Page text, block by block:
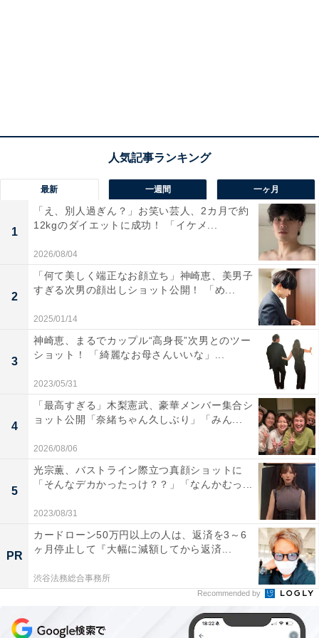
最新 一週間 一ヶ月
1
「え、別人過ぎん？」お笑い芸人、2カ月で約
12kgのダイエットに成功！ 「イケメ...
2026/08/04
2
「何て美しく端正なお顔立ち」神崎恵、美男子
すぎる次男の顔出しショット公開！ 「め...
2025/01/14
3
神崎恵、まるでカップル“高身長”次男とのツー
ショット！ 「綺麗なお母さんいいな」...
2023/05/31
4
「最高すぎる」木梨憲武、豪華メンバー集合シ
ョット公開「奈緒ちゃん久しぶり」「みん...
2026/08/06
5
光宗薫、バストライン際立つ真顔ショットに
「そんなデカかったっけ？？」「なんかむっ...
2023/08/31
PR
カードローン50万円以上の人は、返済を3～6
ヶ月停止して『大幅に減額してから返済...
渋谷法務総合事務所
Recommended by